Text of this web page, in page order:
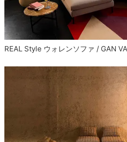
REAL Style ウォレンソファ / GAN